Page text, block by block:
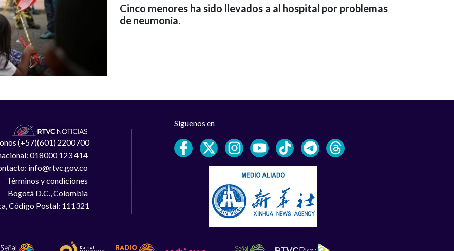
Cinco menores ha sido llevados a al hospital por problemas
de neumonía.
(+57)(601) 2200700
018000 123 414
info@rtvc.gov.co
Términos y condiciones
Bogotá D.C., Colombia
Código Postal: 111321
Síguenos en